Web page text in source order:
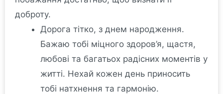
доброту.
Дорога тітко, з днем народження.
Бажаю тобі міцного здоров’я, щастя,
любові та багатьох радісних моментів у
житті. Нехай кожен день приносить
тобі натхнення та гармонію.